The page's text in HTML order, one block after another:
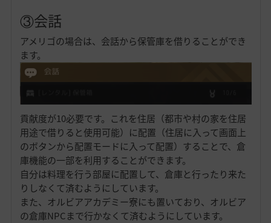
③会話
アメリゴの場合は、会話から保管庫を借りることができ
ます。
貢献度が10必要です。これを住居（都市や村の家を住居
用途で借りると使用可能）に配置（住居に入って画面上
のボタンから配置モードに入って配置）することで、倉
庫機能の一部を利用することができます。
自分は料理を行う部屋に配置して、倉庫と行ったり来た
りしなくて済むようにしています。
また、オルビアアカデミー寮にも置いており、オルビア
の倉庫NPCまで行かなくて済むようにしています。